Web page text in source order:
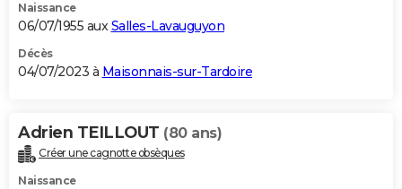
Naissance
06/07/1955 auxSalles-Lavauguyon
Décès
04/07/2023 à Maisonnais-sur-Tardoire
Adrien TEILLOUT (80 ans)
Créer une cagnotte obsèques
Naissance